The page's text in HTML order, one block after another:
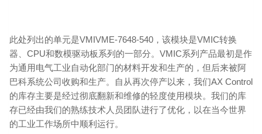
此处列出的单元是VMIVME-7648-540，该模块是VMIC转换
器、CPU和数模驱动板系列的一部分。VMIC系列产品最初是作
为通用电气工业自动化部门的材料开发和生产的，但后来被阿
巴科系统公司收购和生产。自从再次停产以来，我们AX Control
的库存主要是经过彻底翻新和维修的轻度使用模块。我们的库
存已经由我们的熟练技术人员团队进行了优化，以在当今世界
的工业工作场所中顺利运行。